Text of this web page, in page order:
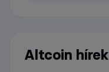
Altcoin hírek